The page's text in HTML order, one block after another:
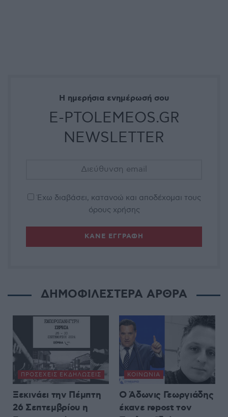
Η ημερήσια ενημέρωσή σου
E-PTOLEMEOS.GR
NEWSLETTER
Έχω διαβάσει, κατανοώ και αποδέχομαι τους
όρους χρήσης
ΔΗΜΟΦΙΛΕΣΤΕΡΑ ΑΡΘΡΑ
ΠΡΟΣΕΧΕΊΣ ΕΚΔΗΛΏΣΕΙΣ
Ξεκινάει την Πέμπτη
26 Σεπτεμβρίου η
ΚΟΙΝΩΝΊΑ
Ο Άδωνις Γεωργιάδης
έκανε repost τον